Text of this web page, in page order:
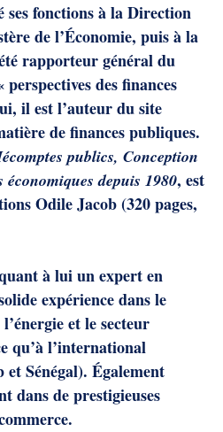
ses fonctions à la Direction
de l’Économie, puis à la
rapporteur général du
des finances
il est l’auteur du site
de finances publiques.
publics, Conception
depuis 1980, est
Odile Jacob (320 pages,
à lui un expert en
expérience dans le
et le secteur
qu’à l’international
Sénégal). Également
dans de prestigieuses